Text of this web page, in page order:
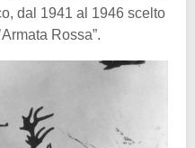
dal 1941 al 1946 scelto
Rossa”.